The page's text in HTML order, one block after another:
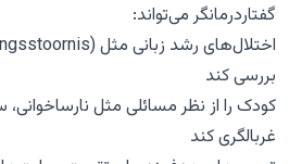
گفتاردرمانگر می‌تواند:
بررسی کند
کودک را از نظر مسائلی مثل نارساخوانی،
غربالگری کند